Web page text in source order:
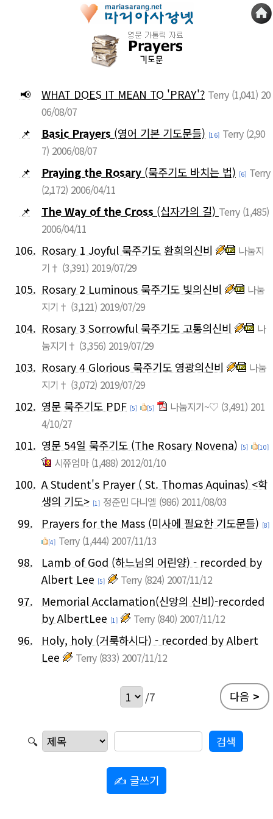
📢 WHAT DOES IT MEAN TO 'PRAY'? Terry (1,041) 20
06/08/07
📌 Basic Prayers (영어 기본 기도문들) [16] Terry (2,90
7) 2006/08/07
📌 Praying the Rosary (묵주기도 바치는 법) [6] Terry
(2,172) 2006/04/11
📌 The Way of the Cross (십자가의 길) Terry (1,485)
2006/04/11
106. Rosary 1 Joyful 묵주기도 환희의신비
나눔지
기† (3,391) 2019/07/29
105. Rosary 2 Luminous 묵주기도 빛의신비
나눔
지기† (3,121) 2019/07/29
104. Rosary 3 Sorrowful 묵주기도 고통의신비
나
눔지기† (3,356) 2019/07/29
103. Rosary 4 Glorious 묵주기도 영광의신비
나눔
지기† (3,072) 2019/07/29
102. 영문 묵주기도 PDF [5] [5] 나눔지기~♡ (3,491) 201
4/10/27
101. 영문 54일 묵주기도 (The Rosary Novena) [5] [10]
시쮸엄마 (1,488) 2012/01/10
100. A Student's Prayer ( St. Thomas Aquinas) <학
생의 기도> [1] 정준민 다니엘 (986) 2011/08/03
99. Prayers for the Mass (미사에 필요한 기도문들) [8]
[4] Terry (1,444) 2007/11/13
98.
Lamb of God (하느님의 어린양) - recorded by
Albert Lee [5] Terry (824) 2007/11/12
97.
Memorial Acclamation(신앙의 신비)-recorded
by AlbertLee [1] Terry (840) 2007/11/12
96.
Holy, holy (거룩하시다) - recorded by Albert
Lee
Terry (833) 2007/11/12
/7 다음 >
🔍
✍ 글쓰기